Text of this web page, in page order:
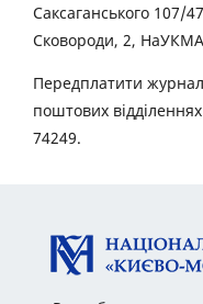
Саксаганського 107/
Сковороди, 2,
Передплатити
поштових
74249.